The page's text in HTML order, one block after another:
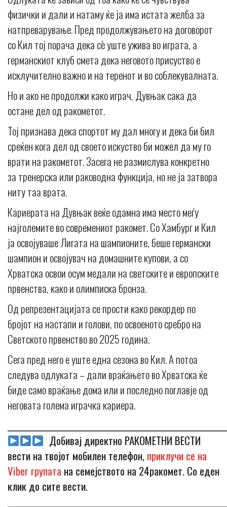
физички и дали и натаму ќе ја има истата желба за
натпреварување. Пред продолжувањето на договорот
со Кил тој порача дека сè уште ужива во играта, а
германскиот клуб смета дека неговото присуство е
исклучително важно и на теренот и во соблекувалната.
Но и ако не продолжи како играч, Дувњак сака да
остане дел од ракометот.
Тој признава дека спортот му дал многу и дека би бил
среќен кога дел од своето искуство би можел да му го
врати на ракометот. Засега не размислува конкретно
за тренерска или раководна функција, но не ја затвора
ниту таа врата.
Кариерата на Дувњак веќе одамна има место меѓу
најголемите во современиот ракомет. Со Хамбург и Кил
ја освојуваше Лигата на шампионите, беше германски
шампион и освојувач на домашните купови, а со
Хрватска освои осум медали на светските и европските
првенства, како и олимписка бронза.
Од репрезентацијата се прости како рекордер по
бројот на настапи и голови, по освоеното сребро на
Светското првенство во 2025 година.
Сега пред него е уште една сезона во Кил. А потоа
следува одлуката – дали враќањето во Хрватска ќе
биде само враќање дома или и последно поглавје од
неговата голема играчка кариера.
Добивај директно РАКОМЕТНИ ВЕСТИ
вести на твојот мобилен телефон,приклучи се на
Viber групата на семејството на 24ракомет. Со еден
клик до сите вести.